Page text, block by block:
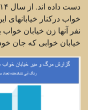
خواب درکنار خیابانهای
نفر آنها زن خیابان
خیابان خوابی که جان خود را از